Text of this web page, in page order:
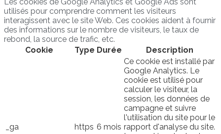
Les cookies de Google Analytics et Google Ads sont
utilisés pour comprendre comment les visiteurs
interagissent avec le site Web. Ces cookies aident à fournir
des informations sur le nombre de visiteurs, le taux de
rebond, la source de trafic, etc.
Cookie
Type Durée Description
_ga https 6 mois
Ce cookie est installé par
Google Analytics. Le
cookie est utilisé pour
calculer le visiteur, la
session, les données de
campagne et suivre
l'utilisation du site pour le
rapport d'analyse du site.